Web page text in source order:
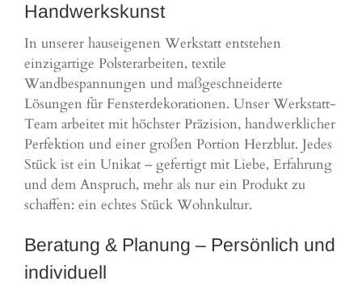
Handwerkskunst
In unserer hauseigenen Werkstatt entstehen
einzigartige Polsterarbeiten, textile
Wandbespannungen und maßgeschneiderte
Lösungen für Fensterdekorationen. Unser Werkstatt-
Team arbeitet mit höchster Präzision, handwerklicher
Perfektion und einer großen Portion Herzblut. Jedes
Stück ist ein Unikat – gefertigt mit Liebe, Erfahrung
und dem Anspruch, mehr als nur ein Produkt zu
schaffen: ein echtes Stück Wohnkultur.
Beratung & Planung – Persönlich und
individuell